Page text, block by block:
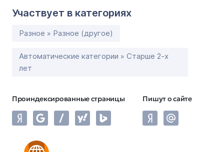
Участвует в категориях
Разное » Разное (другое)
Автоматические категории » Старше 2-х
лет
Проиндексированные страницы Пишут о сайте